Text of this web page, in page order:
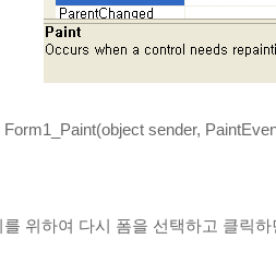
Form1_Paint(object sender,
를 위하여 다시 폼을 선택하고 클릭